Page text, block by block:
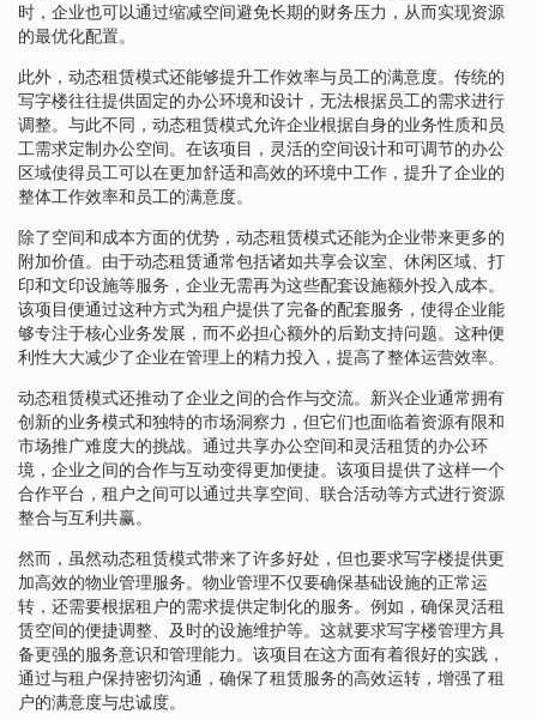
时，企业也可以通过缩减空间避免长期的财务压力，从而实现资源
的最优化配置。
此外，动态租赁模式还能够提升工作效率与员工的满意度。传统的
写字楼往往提供固定的办公环境和设计，无法根据员工的需求进行
调整。与此不同，动态租赁模式允许企业根据自身的业务性质和员
工需求定制办公空间。在该项目，灵活的空间设计和可调节的办公
区域使得员工可以在更加舒适和高效的环境中工作，提升了企业的
整体工作效率和员工的满意度。
除了空间和成本方面的优势，动态租赁模式还能为企业带来更多的
附加价值。由于动态租赁通常包括诸如共享会议室、休闲区域、打
印和文印设施等服务，企业无需再为这些配套设施额外投入成本。
该项目便通过这种方式为租户提供了完备的配套服务，使得企业能
够专注于核心业务发展，而不必担心额外的后勤支持问题。这种便
利性大大减少了企业在管理上的精力投入，提高了整体运营效率。
动态租赁模式还推动了企业之间的合作与交流。新兴企业通常拥有
创新的业务模式和独特的市场洞察力，但它们也面临着资源有限和
市场推广难度大的挑战。通过共享办公空间和灵活租赁的办公环
境，企业之间的合作与互动变得更加便捷。该项目提供了这样一个
合作平台，租户之间可以通过共享空间、联合活动等方式进行资源
整合与互利共赢。
然而，虽然动态租赁模式带来了许多好处，但也要求写字楼提供更
加高效的物业管理服务。物业管理不仅要确保基础设施的正常运
转，还需要根据租户的需求提供定制化的服务。例如，确保灵活租
赁空间的便捷调整、及时的设施维护等。这就要求写字楼管理方具
备更强的服务意识和管理能力。该项目在这方面有着很好的实践，
通过与租户保持密切沟通，确保了租赁服务的高效运转，增强了租
户的满意度与忠诚度。